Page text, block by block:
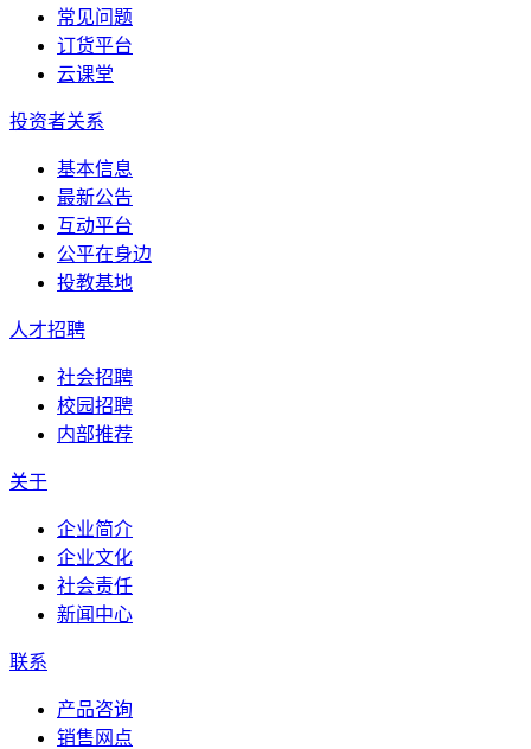
常见问题
订货平台
云课堂
投资者关系
基本信息
最新公告
互动平台
公平在身边
投教基地
人才招聘
社会招聘
校园招聘
内部推荐
关于
企业简介
企业文化
社会责任
新闻中心
联系
产品咨询
销售网点